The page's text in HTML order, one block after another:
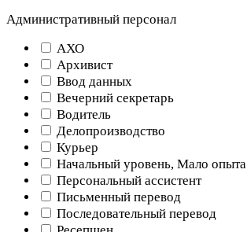
Административный персонал
АХО
Архивист
Ввод данных
Вечерний секретарь
Водитель
Делопроизводство
Курьер
Начальный уровень, Мало опыта
Персональный ассистент
Письменный перевод
Последовательный перевод